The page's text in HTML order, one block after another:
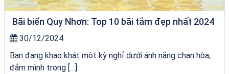
Bãi biển Quy Nhơn: Top 10 bãi tắm đẹp nhất 2024
30/12/2024
Bạn đang khao khát một kỳ nghỉ dưới ánh nắng chan hòa,
đắm mình trong […]